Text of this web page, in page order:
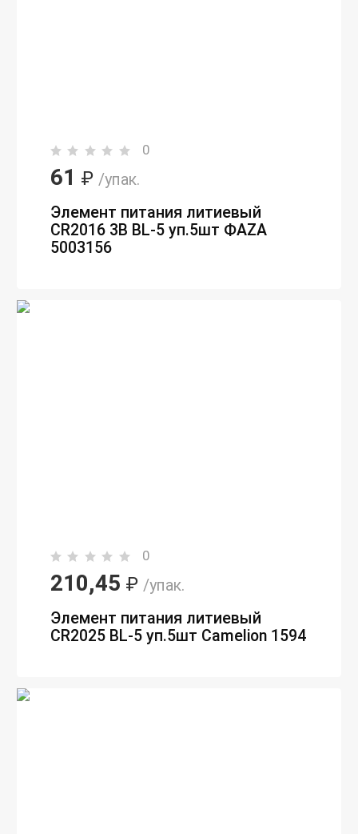
0
61 ₽ /упак.
Элемент питания литиевый
CR2016 3В BL-5 уп.5шт ФАZА
5003156
0
210,45 ₽ /упак.
Элемент питания литиевый
CR2025 BL-5 уп.5шт Camelion 1594